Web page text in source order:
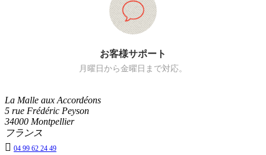
お客様サポート
月曜日から金曜日まで対応。
La Malle aux Accordéons
5 rue Frédéric Peyson
34000 Montpellier
フランス
 04 99 62 24 49